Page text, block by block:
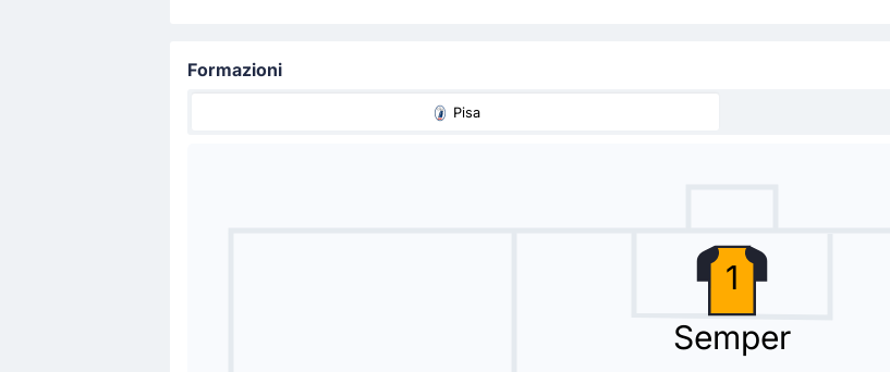
Miguel Gutierrez rimpiazza Leonardo Spinazzola per la squadra in trasferta.
Alisson Santos (Napoli) è stato ammonito e dovrà fare attenzione a non prendere il secondo giallo.
Formazioni
Pisa
1
Semper